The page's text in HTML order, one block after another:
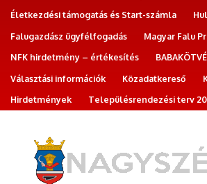
Életkezdési támogatás és Start-számla
Falugazdász ügyfélfogadás
Magyar Falu
NFK hirdetmény – értékesítés
Választási információk
Közadatkereső
Hirdetmények
Településrendezési terv